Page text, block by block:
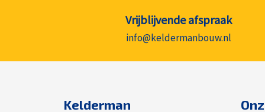
Vrijblijvende afspraak
info@keldermanbouw.nl
Kelderman